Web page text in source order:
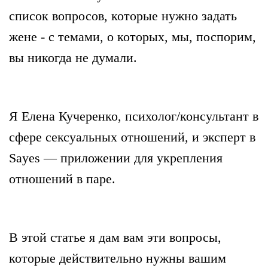
список вопросов, которые нужно задать
жене - с темами, о которых, мы, поспорим,
вы никогда не думали.
Я Елена Кучеренко, психолог/консультант в
сфере сексуальных отношений, и эксперт в
Sayes — приложении для укрепления
отношений в паре.
В этой статье я дам вам эти вопросы,
которые действительно нужны вашим